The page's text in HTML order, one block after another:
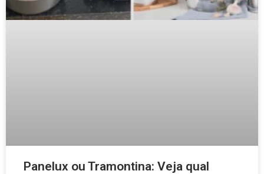
Panelux ou Tramontina: Veja qual